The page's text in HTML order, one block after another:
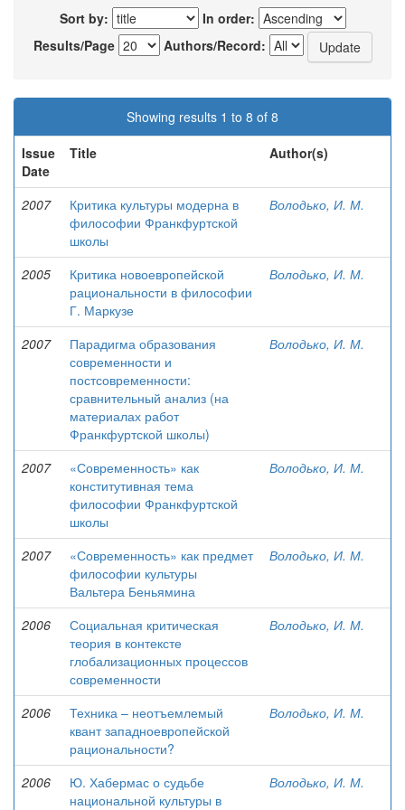
Sort by:
In order:
Results/Page
Authors/Record:
Showing results 1 to 8 of 8
Issue
Date
Title Author(s)
2007
Критика культуры модерна в
философии Франкфуртской
школы
Володько, И. М.
2005
Критика новоевропейской
рациональности в философии
Г. Маркузе
Володько, И. М.
2007
Парадигма образования
современности и
постсовременности:
сравнительный анализ (на
материалах работ
Франкфуртской школы)
Володько, И. М.
2007
«Современность» как
конститутивная тема
философии Франкфуртской
школы
Володько, И. М.
2007
«Современность» как предмет
философии культуры
Вальтера Беньямина
Володько, И. М.
2006
Социальная критическая
теория в контексте
глобализационных процессов
современности
Володько, И. М.
2006
Техника – неотъемлемый
квант западноевропейской
рациональности?
Володько, И. М.
2006
Ю. Хабермас о судьбе
национальной культуры в
Володько, И. М.